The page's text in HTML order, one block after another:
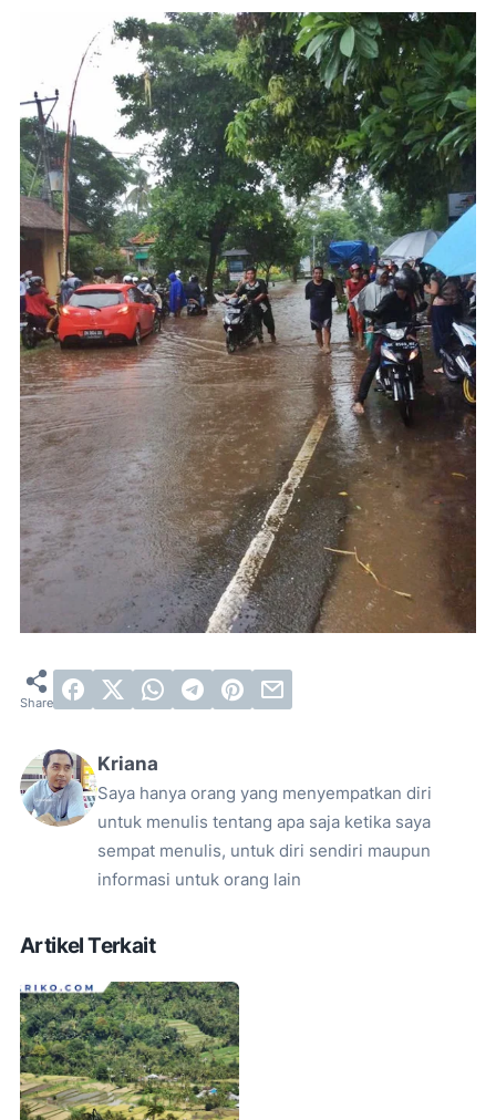
Kriana
Saya hanya orang yang menyempatkan diri
untuk menulis tentang apa saja ketika saya
sempat menulis, untuk diri sendiri maupun
informasi untuk orang lain
Artikel Terkait